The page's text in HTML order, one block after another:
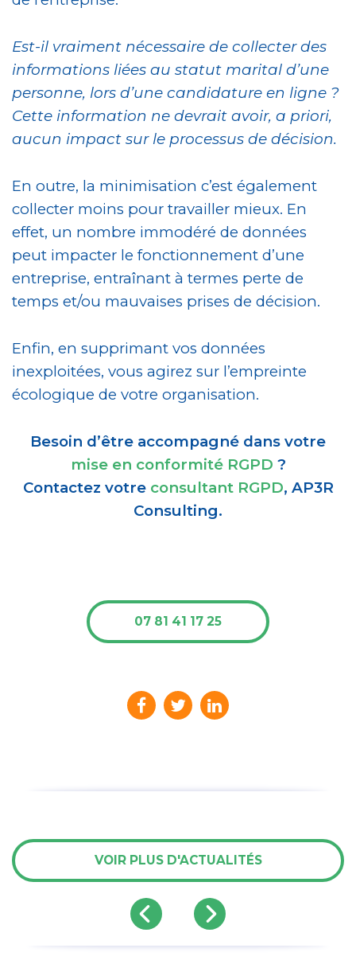
Est-il vraiment nécessaire de collecter des
informations liées au statut marital d’une
personne, lors d’une candidature en ligne ?
Cette information ne devrait avoir, a priori,
aucun impact sur le processus de décision.
En outre, la minimisation c’est également
collecter moins pour travailler mieux. En
effet, un nombre immodéré de données
peut impacter le fonctionnement d’une
entreprise, entraînant à termes perte de
temps et/ou mauvaises prises de décision.
Enfin, en supprimant vos données
inexploitées, vous agirez sur l’empreinte
écologique de votre organisation.
Besoin d’être accompagné dans votre
mise en conformité RGPD ?
Contactez votre consultant RGPD, AP3R
Consulting.
07 81 41 17 25
VOIR PLUS D'ACTUALITÉS